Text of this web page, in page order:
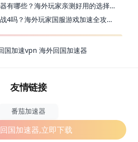
国加速器,立即下载
江南百景图国外加速器有哪些？海外玩家亲测好用的选择与避坑指南
去国外能打王国保卫战4吗？海外玩家国服游戏加速全攻略（附公主连结幻想江湖实测）
国加速vpn 海外回国加速器
友情链接
番茄加速器